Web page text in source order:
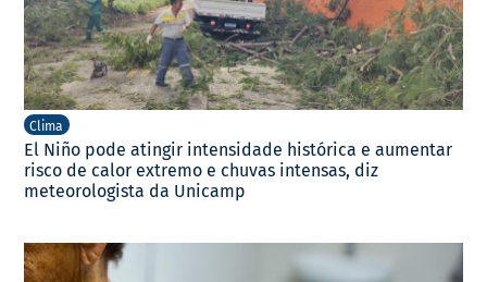
Clima
El Niño pode atingir intensidade histórica e aumentar
risco de calor extremo e chuvas intensas, diz
meteorologista da Unicamp